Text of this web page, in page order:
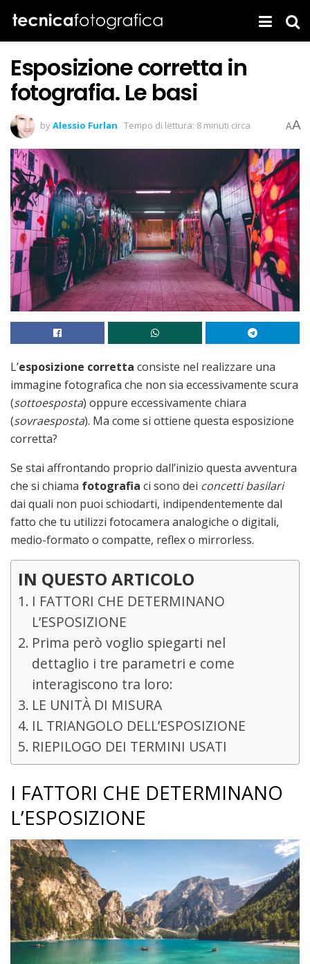
Esposizione corretta in
fotografia. Le basi
byAlessio Furlan Tempo di lettura: 8 minuti circa AA
L’esposizione corretta consiste nel realizzare una
immagine fotografica che non sia eccessivamente scura
(sottoesposta) oppure eccessivamente chiara
(sovraesposta). Ma come si ottiene questa esposizione
corretta?
Se stai affrontando proprio dall’inizio questa avventura
che si chiama fotografia ci sono dei concetti basilari
dai quali non puoi schiodarti, indipendentemente dal
fatto che tu utilizzi fotocamera analogiche o digitali,
medio-formato o compatte, reflex o mirrorless.
IN QUESTO ARTICOLO
I FATTORI CHE DETERMINANO
L’ESPOSIZIONE
Prima però voglio spiegarti nel
dettaglio i tre parametri e come
interagiscono tra loro:
LE UNITÀ DI MISURA
IL TRIANGOLO DELL’ESPOSIZIONE
RIEPILOGO DEI TERMINI USATI
I FATTORI CHE DETERMINANO
L’ESPOSIZIONE